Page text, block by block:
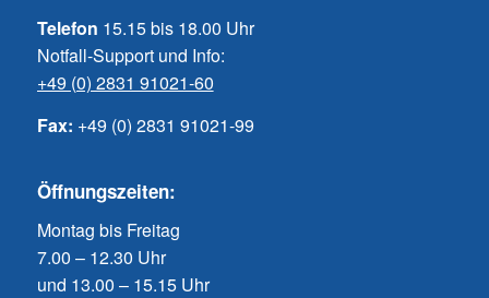
Telefon 15.15 bis 18.00 Uhr
Notfall-Support und Info:
+49 (0) 2831 91021-60
Fax: +49 (0) 2831 91021-99
Öffnungszeiten:
Montag bis Freitag
7.00 – 12.30 Uhr
und 13.00 – 15.15 Uhr